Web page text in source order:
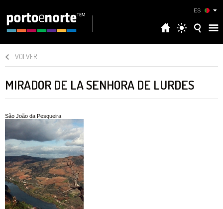
ES
VOLVER
MIRADOR DE LA SENHORA DE LURDES
São João da Pesqueira